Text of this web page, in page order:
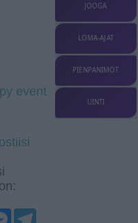
event
Messenger
JOOGA
LOMA-AJAT
PIENPANIMOT
UINTI